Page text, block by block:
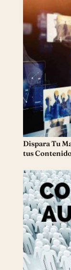
Dispara Tu
tus